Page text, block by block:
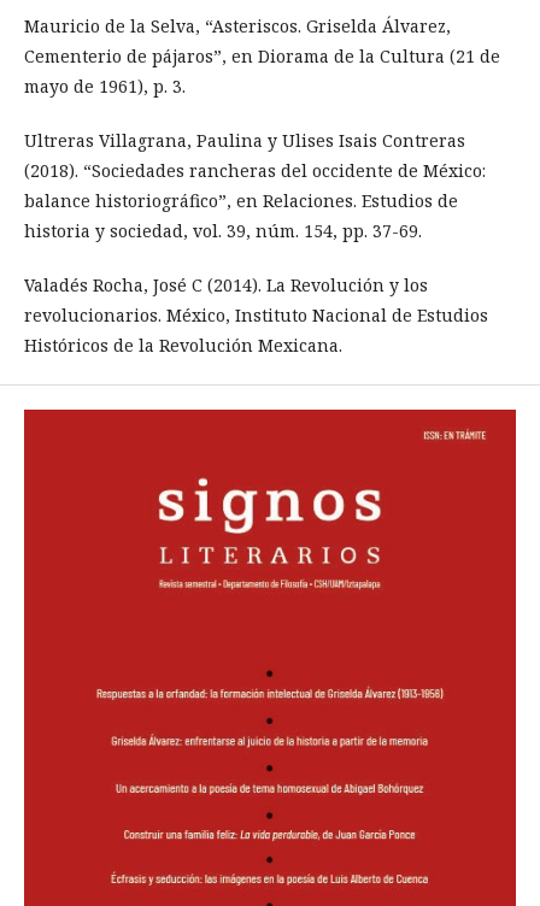
Mauricio de la Selva, “Asteriscos. Griselda Álvarez,
Cementerio de pájaros”, en Diorama de la Cultura (21 de
mayo de 1961), p. 3.
Ultreras Villagrana, Paulina y Ulises Isais Contreras
(2018). “Sociedades rancheras del occidente de México:
balance historiográfico”, en Relaciones. Estudios de
historia y sociedad, vol. 39, núm. 154, pp. 37-69.
Valadés Rocha, José C (2014). La Revolución y los
revolucionarios. México, Instituto Nacional de Estudios
Históricos de la Revolución Mexicana.